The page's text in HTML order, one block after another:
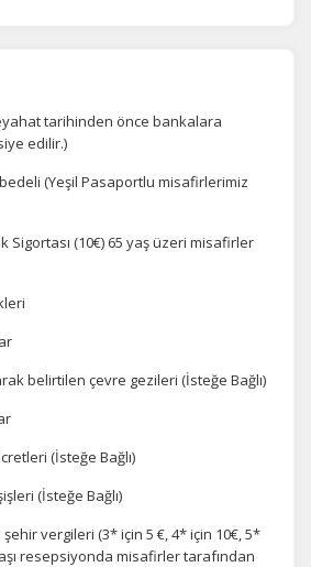
tarihinden önce bankalara
edilir.)
(Yeşil Pasaportlu misafirlerimiz
Sigortası (10€) 65 yaş üzeri misafirler
belirtilen çevre gezileri (İsteğe Bağlı)
(İsteğe Bağlı)
(İsteğe Bağlı)
vergileri (3* için 5 €, 4* için 10€, 5*
resepsiyonda misafirler tarafından